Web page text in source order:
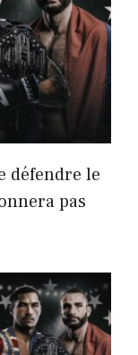
défendre le
pas